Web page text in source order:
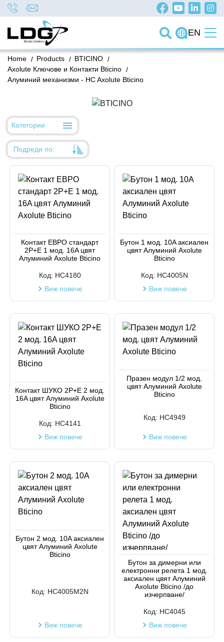
EN
/
Home /
Products /
BTICINO
/
Axolute Ключове и Контакти Bticino
Алуминий механизми - HC Axolute Bticino
Категории
Подреди по:
Име
Код на артикул
Контакт ЕВРО стандарт
2P+E 1 мод. 16A цвят
Алуминий Axolute Bticino
Код: HC4180
Виж повече
Бутон 1 мод. 10A аксиален
цвят Алуминий Axolute
Bticino
Код: HC4005N
Виж повече
Контакт ШУКО 2P+E 2 мод.
16A цвят Алуминий Axolute
Bticino
Код: HC4141
Виж повече
Празен модул 1/2 мод.
цвят Алуминий Axolute
Bticino
Код: HC4949
Виж повече
Бутон 2 мод. 10A аксиален
цвят Алуминий Axolute
Bticino
Код: HC4005M2N
Виж повече
Бутон за димерни или
електронни релета 1 мод.
аксиален цвят Алуминий
Axolute Bticino /до
изчерпване/
Код: HC4045
Виж повече